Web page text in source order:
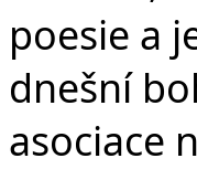
poesie a
dnešní
asociace